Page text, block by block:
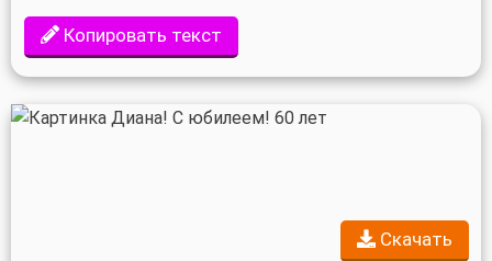
Копировать текст
Скачать